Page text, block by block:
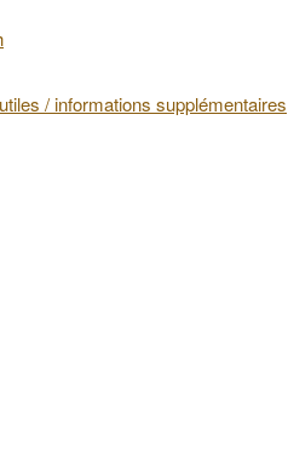
/ informations supplémentaires